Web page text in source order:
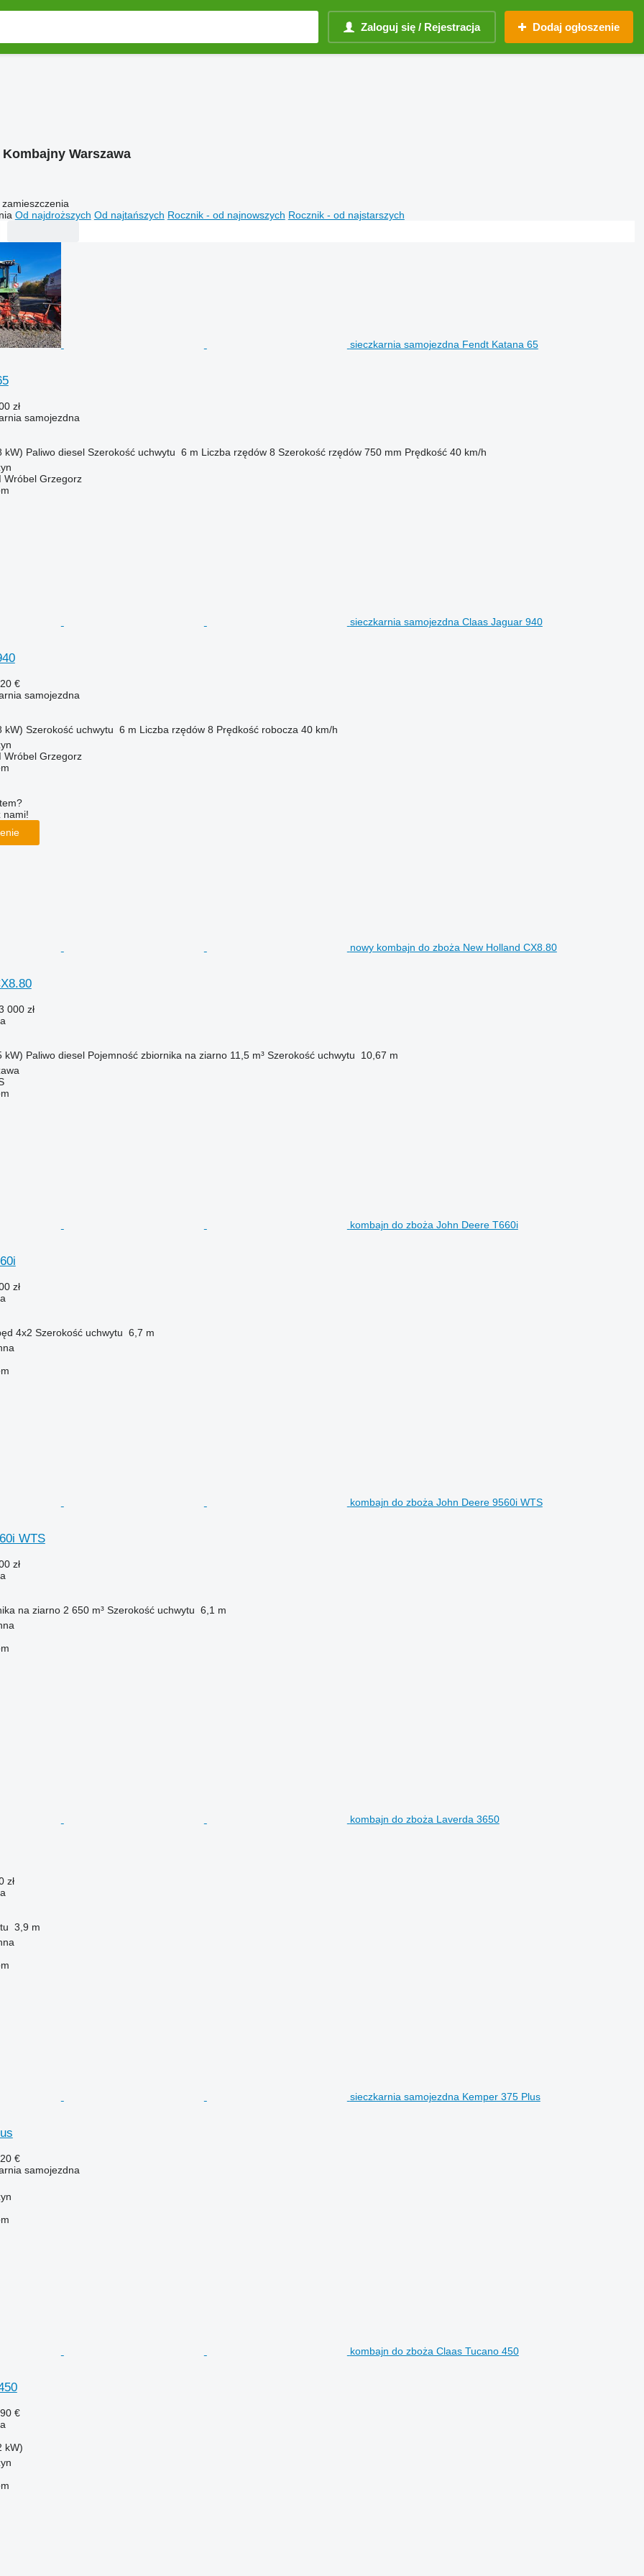
Zaloguj się / Rejestracja Dodaj ogłoszenie
Kombajny Warszawa
zamieszczenia
Od najdroższych Od najtańszych Rocznik - od najnowszych Rocznik - od najstarszych
sieczkarnia samojezdna Fendt Katana 65
zł
samojezdna
kW) Paliwo diesel Szerokość uchwytu 6 m Liczba rzędów 8 Szerokość rzędów 750 mm Prędkość 40 km/h
Wróbel Grzegorz
sieczkarnia samojezdna Claas Jaguar 940
€
samojezdna
kW) Szerokość uchwytu 6 m Liczba rzędów 8 Prędkość robocza 40 km/h
Wróbel Grzegorz
nami!
nowy kombajn do zboża New Holland CX8.80
000 zł
kW) Paliwo diesel Pojemność zbiornika na ziarno 11,5 m³ Szerokość uchwytu
10,67 m
kombajn do zboża John Deere T660i
zł
4x2 Szerokość uchwytu 6,7 m
kombajn do zboża John Deere 9560i WTS
WTS
zł
na ziarno 2 650 m³ Szerokość uchwytu 6,1 m
kombajn do zboża Laverda 3650
zł
3,9 m
sieczkarnia samojezdna Kemper 375 Plus
€
samojezdna
kombajn do zboża Claas Tucano 450
€
kW)